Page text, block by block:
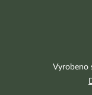
Vyrobeno